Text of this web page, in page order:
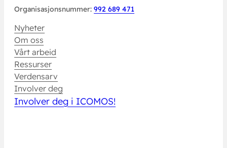
Organisasjonsnummer:992 689 471
Nyheter
Om oss
Vårt arbeid
Ressurser
Verdensarv
Involver deg
Involver deg i ICOMOS!